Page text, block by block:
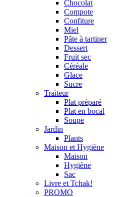
Chocolat
Compote
Confiture
Miel
Pâte à tartiner
Dessert
Fruit sec
Céréale
Glace
Sucre
Traiteur
Plat préparé
Plat en bocal
Soupe
Jardin
Plants
Maison et Hygiène
Maison
Hygiène
Sac
Livre et Tchak!
PROMO